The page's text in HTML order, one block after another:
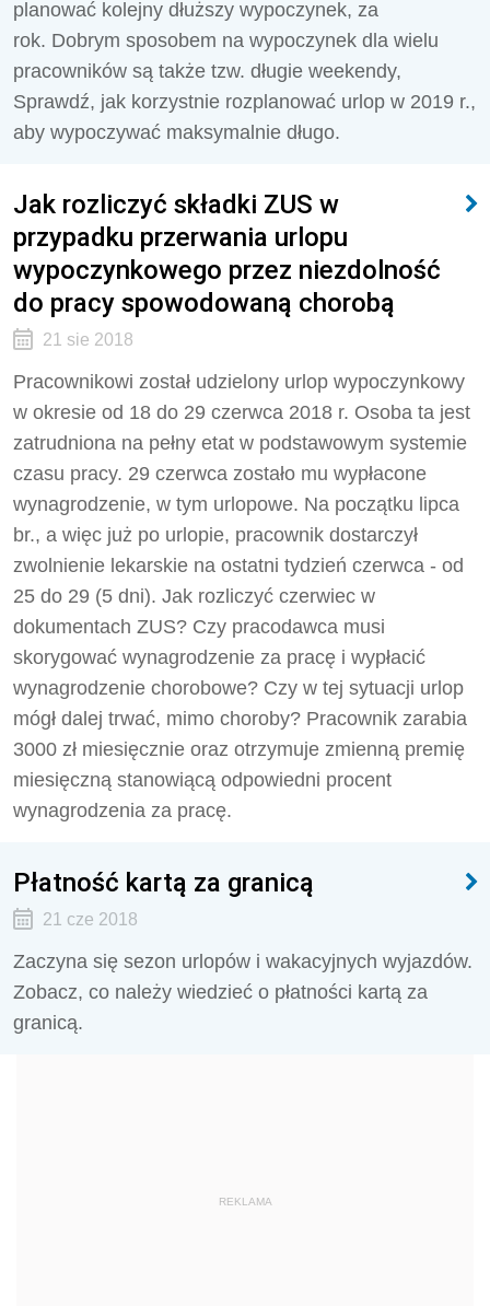
planować kolejny dłuższy wypoczynek, za
rok. Dobrym sposobem na wypoczynek dla wielu
pracowników są także tzw. długie weekendy,
Sprawdź, jak korzystnie rozplanować urlop w 2019 r.,
aby wypoczywać maksymalnie długo.
Jak rozliczyć składki ZUS w
przypadku przerwania urlopu
wypoczynkowego przez niezdolność
do pracy spowodowaną chorobą
21 sie 2018
Pracownikowi został udzielony urlop wypoczynkowy
w okresie od 18 do 29 czerwca 2018 r. Osoba ta jest
zatrudniona na pełny etat w podstawowym systemie
czasu pracy. 29 czerwca zostało mu wypłacone
wynagrodzenie, w tym urlopowe. Na początku lipca
br., a więc już po urlopie, pracownik dostarczył
zwolnienie lekarskie na ostatni tydzień czerwca - od
25 do 29 (5 dni). Jak rozliczyć czerwiec w
dokumentach ZUS? Czy pracodawca musi
skorygować wynagrodzenie za pracę i wypłacić
wynagrodzenie chorobowe? Czy w tej sytuacji urlop
mógł dalej trwać, mimo choroby? Pracownik zarabia
3000 zł miesięcznie oraz otrzymuje zmienną premię
miesięczną stanowiącą odpowiedni procent
wynagrodzenia za pracę.
Płatność kartą za granicą
21 cze 2018
Zaczyna się sezon urlopów i wakacyjnych wyjazdów.
Zobacz, co należy wiedzieć o płatności kartą za
granicą.
REKLAMA